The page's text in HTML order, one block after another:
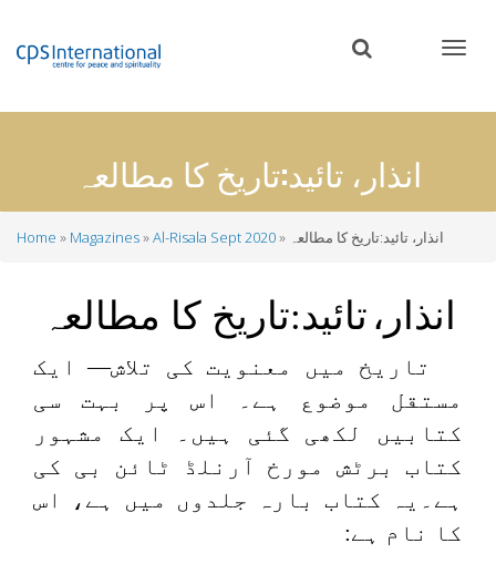
content
انذار، تائید:تاریخ کا مطالعہ
Home Magazines Al-Risala Sept 2020 انذار، تائید:تاریخ کا مطالعہ
انذار، تائید:تاریخ کا مطالعہ
تاریخ میں معنویت کی تلاش— ایک
مستقل موضوع ہے۔ اس پر بہت سی
کتابیں لکھی گئی ہیں۔ ایک مشہور
کتاب برٹش مورخ آرنلڈ ٹائن بی کی
ہے۔یہ کتاب بارہ جلدوں میں ہے، اس
کا نام ہے: